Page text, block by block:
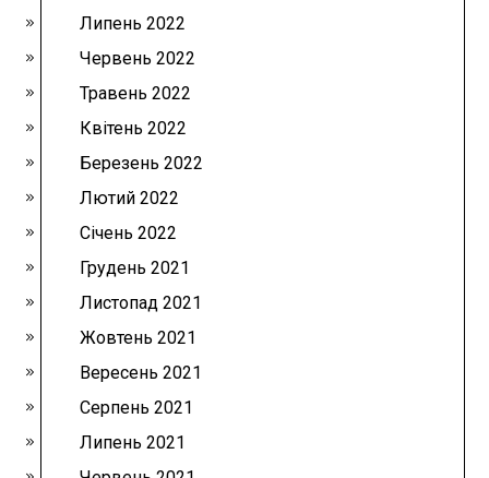
Липень 2022
Червень 2022
Травень 2022
Квітень 2022
Березень 2022
Лютий 2022
Січень 2022
Грудень 2021
Листопад 2021
Жовтень 2021
Вересень 2021
Серпень 2021
Липень 2021